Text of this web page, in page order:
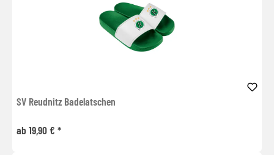
SV Reudnitz Badelatschen
ab 19,90 € *